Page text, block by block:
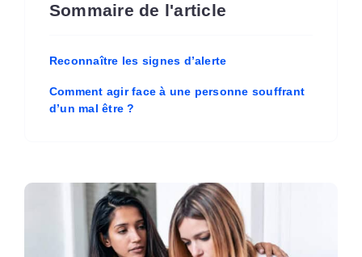
Sommaire de l'article
Reconnaître les signes d’alerte
Comment agir face à une personne souffrant
d’un mal être ?